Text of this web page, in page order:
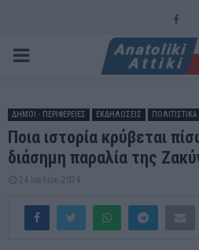
PRIMARY
ΔΗΜΟΙ - ΠΕΡΙΦΕΡΕΙΕΣ ΕΚΔΗΛΩΣΕΙΣ ΠΟΛΙΤΙΣΤΙΚΑ
Ποια ιστορία κρύβεται
διάσημη παραλία της
24 Ιουλίου 2024